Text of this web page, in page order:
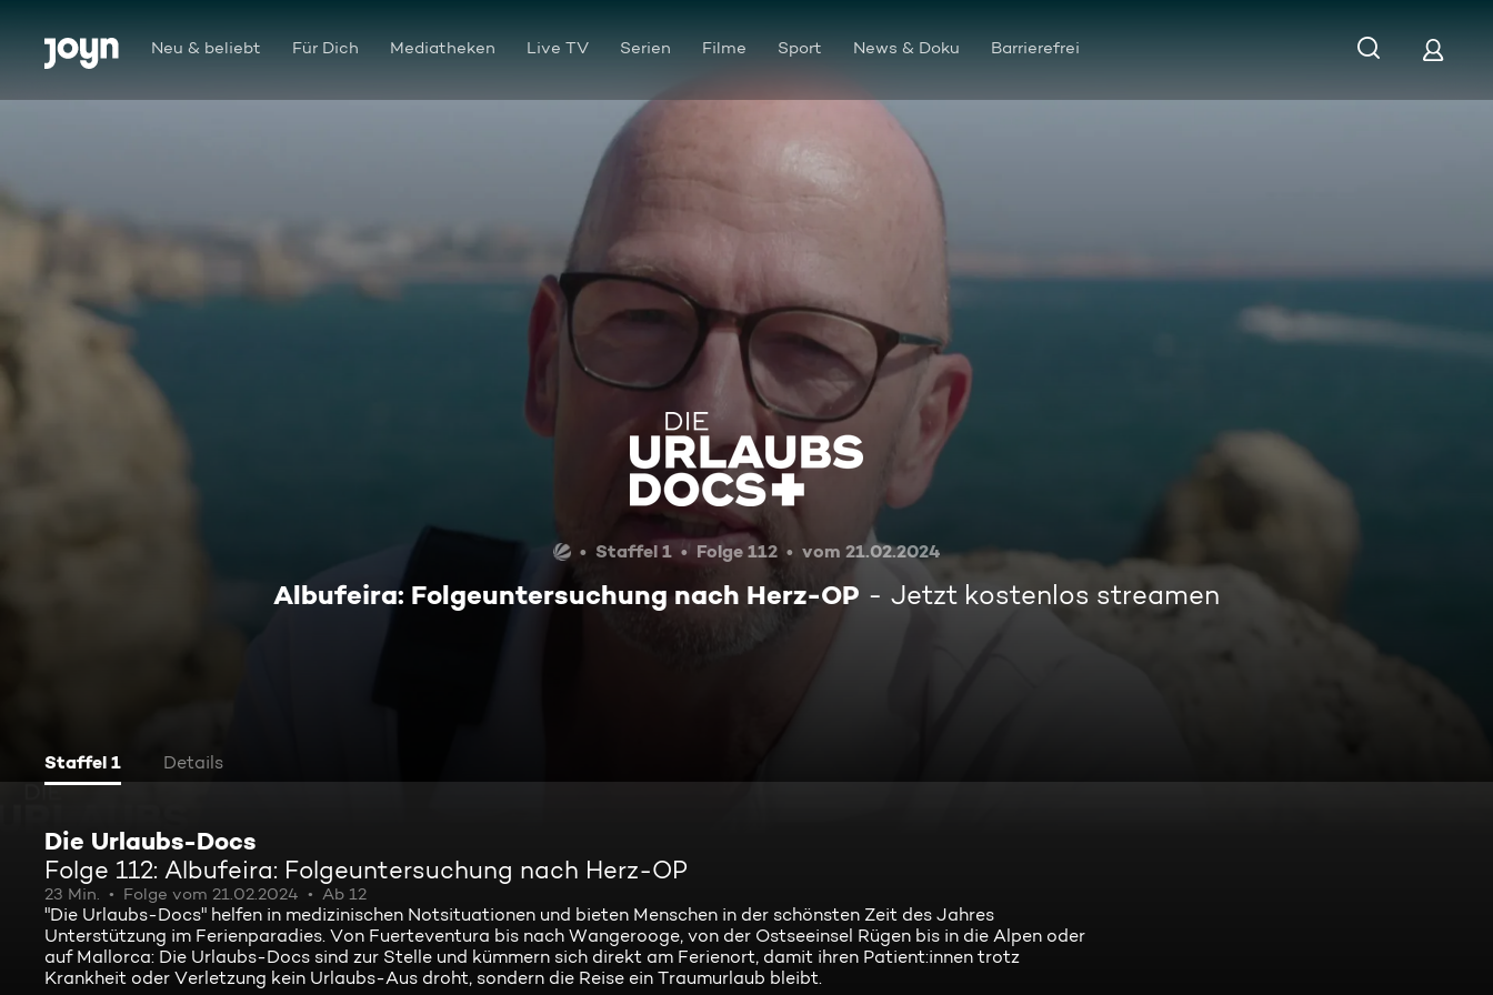
Zum Inhalt springen
Barrierefrei Neu & beliebt Für Dich Mediatheken Live TV Serien Filme Sport News & Doku Barrierefrei
Albufeira: Folgeuntersuchung nach Herz-OP
Staffel 1 Folge 112 vom 21.02.2024
Albufeira: Folgeuntersuchung nach Herz-OP Jetzt kostenlos streamen
Staffel 1 Details
Die Urlaubs-Docs
Folge 112: Albufeira: Folgeuntersuchung nach Herz-OP
23 Min. Folge vom 21.02.2024 Ab 12
"Die Urlaubs-Docs" helfen in medizinischen Notsituationen und bieten Menschen in der schönsten Zeit des Jahres
Unterstützung im Ferienparadies. Von Fuerteventura bis nach Wangerooge, von der Ostseeinsel Rügen bis in die Alpen oder
auf Mallorca: Die Urlaubs-Docs sind zur Stelle und kümmern sich direkt am Ferienort, damit ihren Patient:innen trotz
Krankheit oder Verletzung kein Urlaubs-Aus droht, sondern die Reise ein Traumurlaub bleibt.